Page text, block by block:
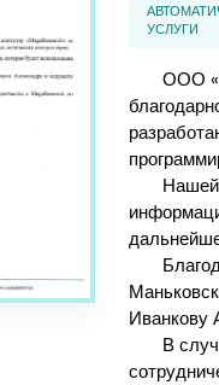
УСЛУГИ
ООО
Иванкову
В